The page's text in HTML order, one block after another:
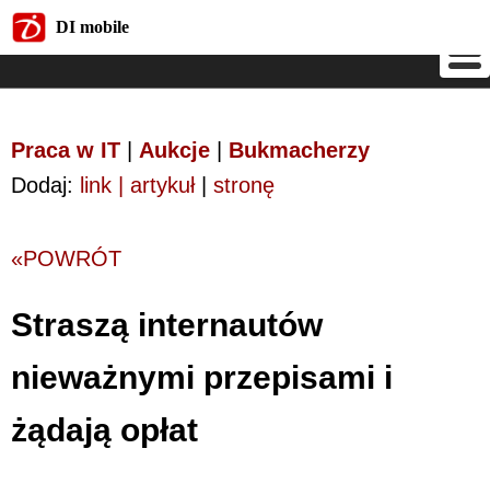
DI mobile
Praca w IT Aukcje
Bukmacherzy
Dodaj: link | artykuł| stronę
«POWRÓT
Straszą internautów
nieważnymi przepisami i
żądają opłat
DI mobile